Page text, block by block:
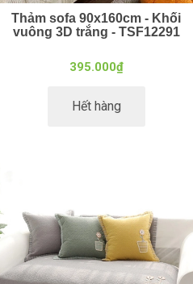
Thảm sofa 90x160cm - Khối
vuông 3D trắng - TSF12291
395.000₫
Hết hàng